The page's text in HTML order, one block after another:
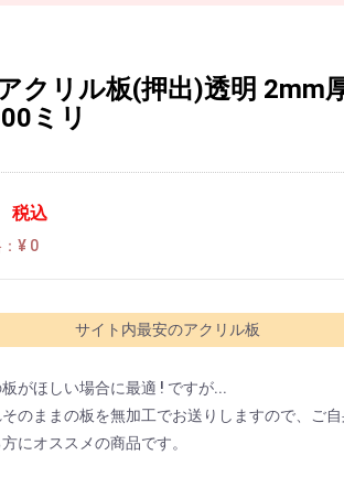
クリル板(押出)透明 2mm
ミリ
税込
¥ 0
サイト内最安のアクリル板
がほしい場合に最適 ! ですが...
そのままの板を無加工でお送りしますので、ご
にオススメの商品です。